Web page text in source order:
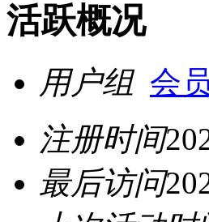
活跃概况
用户组 会员
注册时间
最后访问